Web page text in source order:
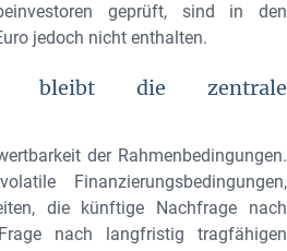
geprüft, sind in den
jedoch nicht enthalten.
bleibt die zentrale
der Rahmenbedingungen.
Finanzierungsbedingungen,
die künftige Nachfrage nach
nach langfristig tragfähigen